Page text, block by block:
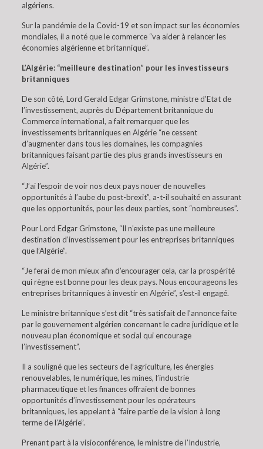
algériens.
Sur la pandémie de la Covid-19 et son impact sur les économies
mondiales, il a noté que le commerce “va aider à relancer les
économies algérienne et britannique”.
L’Algérie: “meilleure destination” pour les investisseurs
britanniques
De son côté, Lord Gerald Edgar Grimstone, ministre d’Etat de
l’investissement, auprès du Département britannique du
Commerce international, a fait remarquer que les
investissements britanniques en Algérie “ne cessent
d’augmenter dans tous les domaines, les compagnies
britanniques faisant partie des plus grands investisseurs en
Algérie”.
“J’ai l’espoir de voir nos deux pays nouer de nouvelles
opportunités à l’aube du post-brexit”, a-t-il souhaité en assurant
que les opportunités, pour les deux parties, sont “nombreuses”.
Pour Lord Edgar Grimstone, “Il n’existe pas une meilleure
destination d’investissement pour les entreprises britanniques
que l’Algérie”.
“Je ferai de mon mieux afin d’encourager cela, car la prospérité
qui règne est bonne pour les deux pays. Nous encourageons les
entreprises britanniques à investir en Algérie”, s’est-il engagé.
Le ministre britannique s’est dit “très satisfait de l’annonce faite
par le gouvernement algérien concernant le cadre juridique et le
nouveau plan économique et social qui encourage
l’investissement”.
Il a souligné que les secteurs de l’agriculture, les énergies
renouvelables, le numérique, les mines, l’industrie
pharmaceutique et les finances offraient de bonnes
opportunités d’investissement pour les opérateurs
britanniques, les appelant à “faire partie de la vision à long
terme de l’Algérie”.
Prenant part à la visioconférence, le ministre de l’Industrie,